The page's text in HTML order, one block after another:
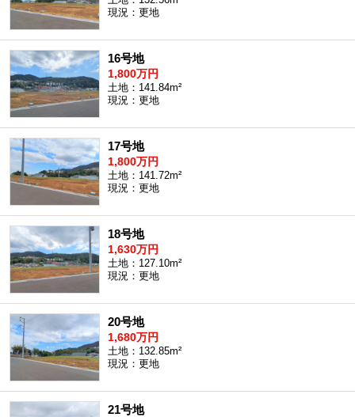
現況：更地
16号地
1,800万円
土地：141.84m²
現況：更地
17号地
1,800万円
土地：141.72m²
現況：更地
18号地
1,630万円
土地：127.10m²
現況：更地
20号地
1,680万円
土地：132.85m²
現況：更地
21号地